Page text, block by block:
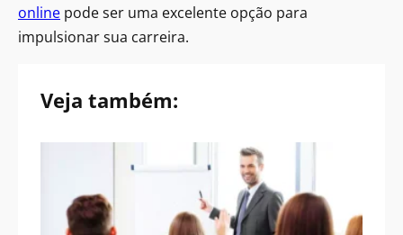
online pode ser uma excelente opção para
impulsionar sua carreira.
Veja também: